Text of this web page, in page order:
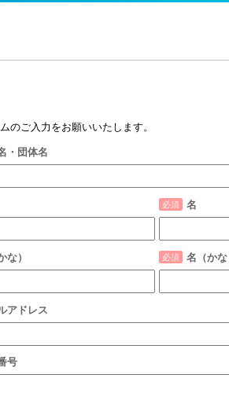
のご入力をお願いいたします。
・団体名
名
な） 名（かな
アドレス
号